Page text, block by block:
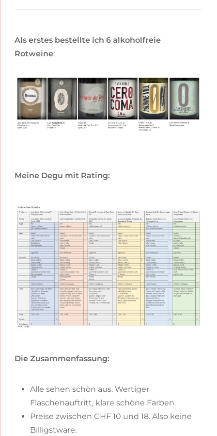
Als erstes bestellte ich 6 alkoholfreie
Rotweine:
Meine Degu mit Rating:
Die Zusammenfassung:
Alle sehen schön aus. Wertiger
Flaschenauftritt, klare schöne Farben.
Preise zwischen CHF 10 und 18. Also keine
Billigstware.